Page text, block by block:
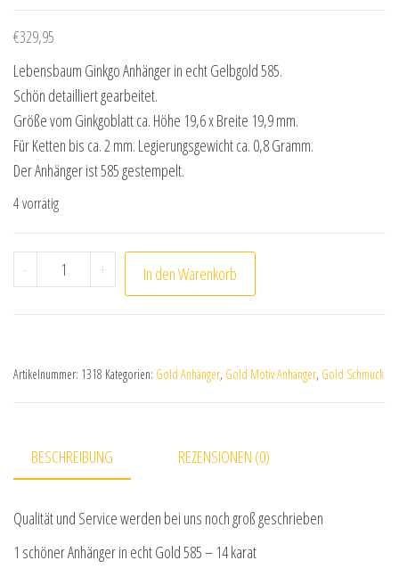
€329,95
Lebensbaum Ginkgo Anhänger in echt Gelbgold 585.
Schön detailliert gearbeitet.
Größe vom Ginkgoblatt ca. Höhe 19,6 x Breite 19,9 mm.
Für Ketten bis ca. 2 mm. Legierungsgewicht ca. 0,8 Gramm.
Der Anhänger ist 585 gestempelt.
4 vorrätig
- Ginkgoblatt Anhänger, Kettenanhänger aus 585 Gold
+ In den Warenkorb
Artikelnummer: 1318 Kategorien: Gold Anhänger, Gold Motiv Anhänger, Gold Schmuck
BESCHREIBUNG REZENSIONEN (0)
Qualität und Service werden bei uns noch groß geschrieben
1 schöner Anhänger in echt Gold 585 – 14 karat